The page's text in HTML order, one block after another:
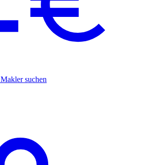
Makler suchen